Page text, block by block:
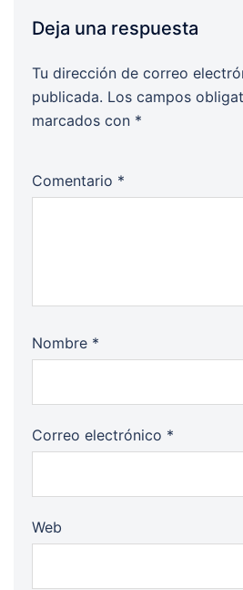
Deja una respuesta
Tu dirección de correo
publicada. Los campos
marcados con *
Comentario *
Nombre *
Correo electrónico *
Web